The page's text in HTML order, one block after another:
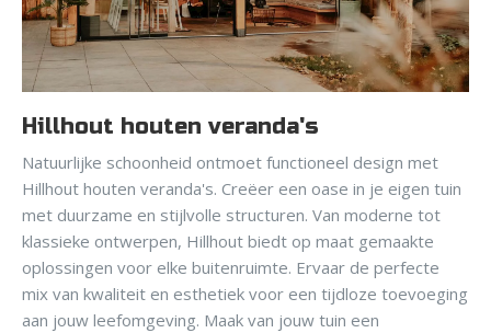
Hillhout houten veranda's
Natuurlijke schoonheid ontmoet functioneel design met
Hillhout houten veranda's. Creëer een oase in je eigen tuin
met duurzame en stijlvolle structuren. Van moderne tot
klassieke ontwerpen, Hillhout biedt op maat gemaakte
oplossingen voor elke buitenruimte. Ervaar de perfecte
mix van kwaliteit en esthetiek voor een tijdloze toevoeging
aan jouw leefomgeving. Maak van jouw tuin een